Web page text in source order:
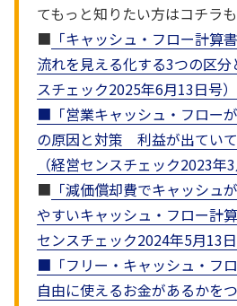
てもっと知りたい方はコチラ
■ 「キャッシュ・フロー計
流れを見える化する3つの区
スチェック2025年6月13日号）
■ 「営業キャッシュ・フロー
の原因と対策 利益が出ていて
（経営センスチェック2023年3
■ 「減価償却費でキャッシ
やすいキャッシュ・フロー計
センスチェック2024年5月13日
■ 「フリー・キャッシュ・
自由に使えるお金があるかを